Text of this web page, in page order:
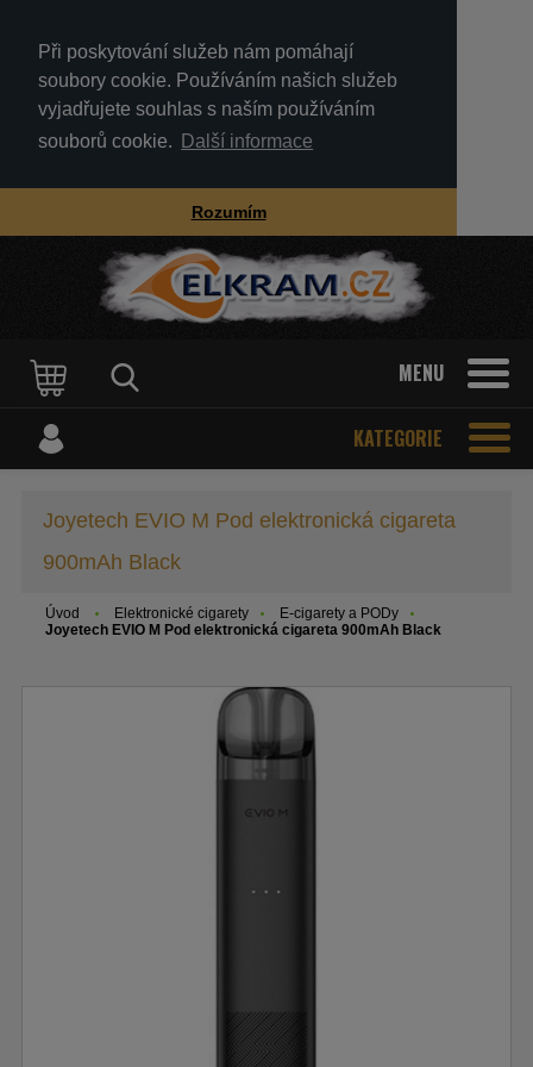
Při poskytování služeb nám pomáhají
soubory cookie. Používáním našich služeb
vyjadřujete souhlas s naším používáním
souborů cookie.
Další informace
Rozumím
MENU
KATEGORIE
Joyetech EVIO M Pod elektronická cigareta
900mAh Black
Úvod Elektronické cigarety
E-cigarety a PODy
Joyetech EVIO M Pod elektronická cigareta 900mAh Black